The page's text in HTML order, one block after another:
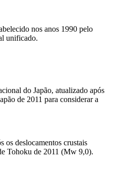
nos anos 1990 pelo
unificado.
do Japão, atualizado após
de 2011 para considerar a
os deslocamentos crustais
Tohoku de 2011 (Mw 9,0).